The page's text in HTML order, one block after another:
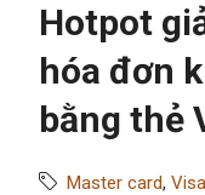
Hotpot
hóa đơn
bằng thẻ
Master card,